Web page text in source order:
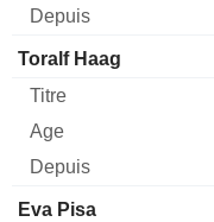
Toralf Haag
Eva Pisa